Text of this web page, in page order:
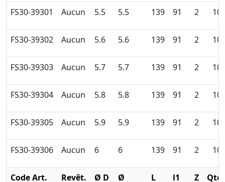
FS30-39301 Aucun 5.5 5.5 139 91 2 10
FS30-39302 Aucun 5.6 5.6 139 91 2 10
FS30-39303 Aucun 5.7 5.7 139 91 2 10
FS30-39304 Aucun 5.8 5.8 139 91 2 10
FS30-39305 Aucun 5.9 5.9 139 91 2 10
FS30-39306 Aucun 6 6 139 91 2 10
Code Art. Revêt. Ø D Ø L l1 Z Qté